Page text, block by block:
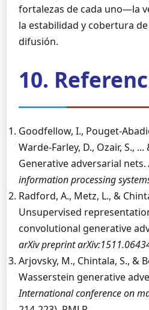
fortalezas de cada uno—la
la estabilidad y cobertura
difusión.
10.
Goodfellow, I., Pouget-
Warde-Farley, D., Ozair, S.,
Generative adversarial nets.
information processing
Radford, A., Metz, L., &
Unsupervised
convolutional generative
arXiv preprint
Arjovsky, M., Chintala, S., &
Wasserstein generative
International conference on